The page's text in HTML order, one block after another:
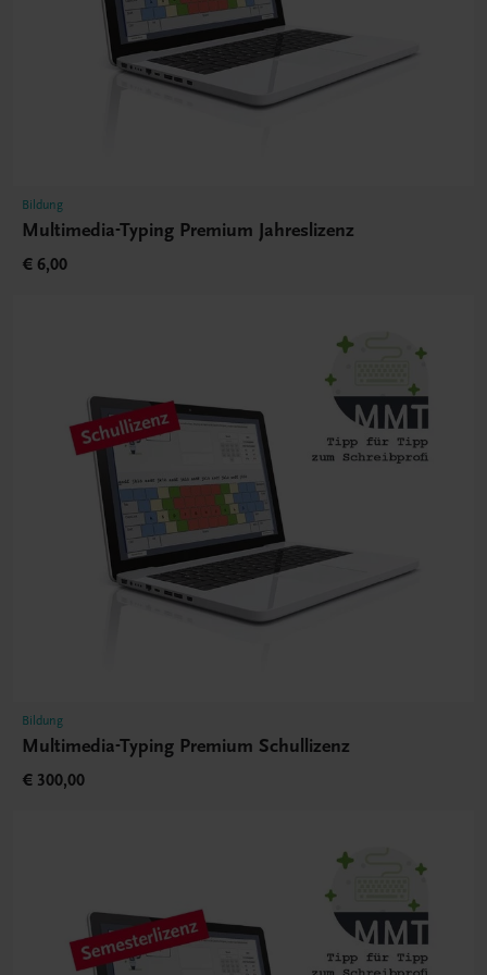
Bildung
Multimedia-Typing Premium Jahreslizenz
€ 6,00
Bildung
Multimedia-Typing Premium Schullizenz
€ 300,00